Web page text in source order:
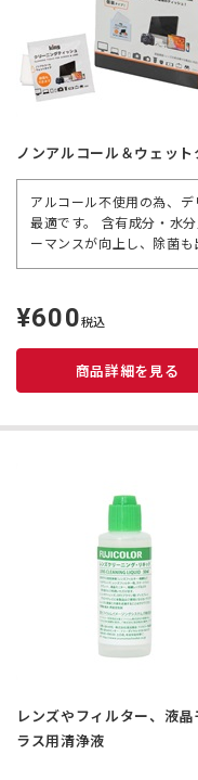
ノンアルコール＆ウェット
アルコール不使用の為、
最適です。 含有成分・水
ーマンスが向上し、除菌も
定
価
¥600税込
商品詳細を見る
レンズやフィルター、液
ラス用清浄液